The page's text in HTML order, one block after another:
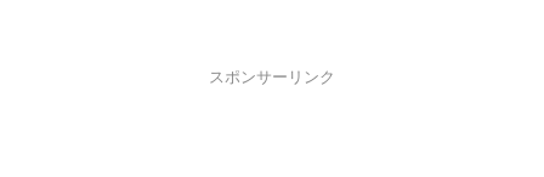
スポンサーリンク